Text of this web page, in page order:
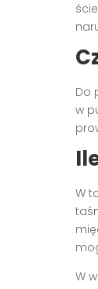
Do
w
W
W